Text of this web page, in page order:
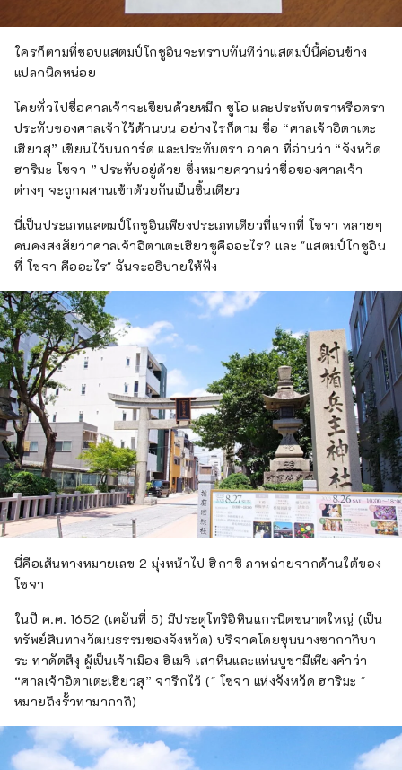
ใครก็ตามที่ชอบแสตมป์โกชูอินจะทราบทันทีว่าแสตมป์นี้ค่อนข้าง
แปลกนิดหน่อย
โดยทั่วไปชื่อศาลเจ้าจะเขียนด้วยหมึก ชูโอ และประทับตราหรือตรา
ประทับของศาลเจ้าไว้ด้านบน อย่างไรก็ตาม ชื่อ “ศาลเจ้าอิตาเตะ
เฮียวสุ” เขียนไว้บนการ์ด และประทับตรา อาคา ที่อ่านว่า “จังหวัด
ฮาริมะ โซจา ” ประทับอยู่ด้วย ซึ่งหมายความว่าชื่อของศาลเจ้า
ต่างๆ จะถูกผสานเข้าด้วยกันเป็นชิ้นเดียว
นี่เป็นประเภทแสตมป์โกชูอินเพียงประเภทเดียวที่แจกที่ โซจา หลายๆ
คนคงสงสัยว่าศาลเจ้าอิตาเตะเฮียวชูคืออะไร? และ "แสตมป์โกชูอิน
ที่ โซจา คืออะไร" ฉันจะอธิบายให้ฟัง
นี่คือเส้นทางหมายเลข 2 มุ่งหน้าไป ฮิกาชิ ภาพถ่ายจากด้านใต้ของ
โซจา
ในปี ค.ศ. 1652 (เคอันที่ 5) มีประตูโทริอิหินแกรนิตขนาดใหญ่ (เป็น
ทรัพย์สินทางวัฒนธรรมของจังหวัด) บริจาคโดยขุนนางซากากิบา
ระ ทาดัตสึงุ ผู้เป็นเจ้าเมือง ฮิเมจิ เสาหินและแท่นบูชามีเพียงคำว่า
“ศาลเจ้าอิตาเตะเฮียวสุ” จารึกไว้ (" โซจา แห่งจังหวัด ฮาริมะ "
หมายถึงรั้วทามากากิ)